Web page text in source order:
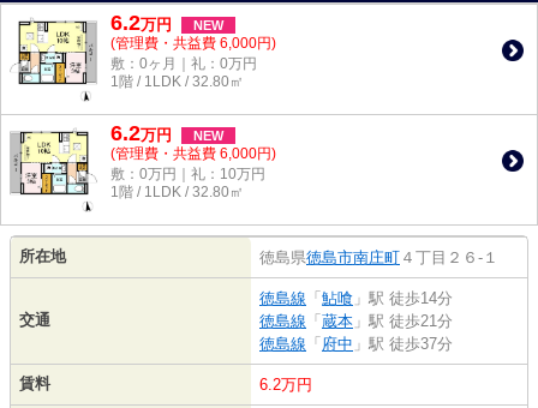
6.2万円 NEW
(管理費・共益費 6,000円)
敷：0ヶ月｜礼：0万円
1階 / 1LDK / 32.80㎡
6.2万円 NEW
(管理費・共益費 6,000円)
敷：0万円｜礼：10万円
1階 / 1LDK / 32.80㎡
所在地 徳島県徳島市南庄町 ４丁目２６-１
交通
徳島線 「 鮎喰 」駅 徒歩14分
徳島線 「 蔵本 」駅 徒歩21分
徳島線 「 府中 」駅 徒歩37分
賃料 6.2万円